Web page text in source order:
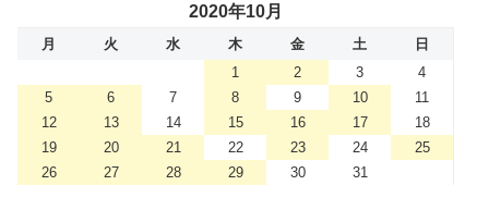
2020年10月
月 火 水 木 金 土
日
1
2 3
4
5
6 7 8 9 10
11
12
13 14 15 16 17
18
19
20 21 22 23 24
25
26
27 28 29 30 31